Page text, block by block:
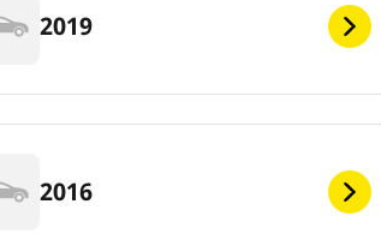
2019
2016